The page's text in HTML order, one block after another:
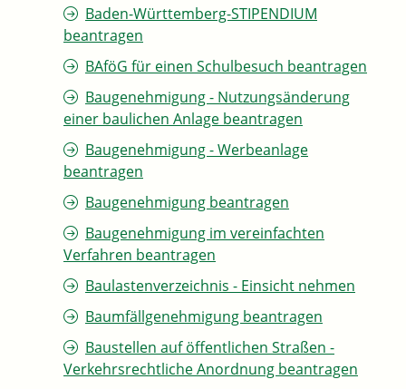
Baden-Württemberg-STIPENDIUM
beantragen
BAföG für einen Schulbesuch beantragen
Baugenehmigung - Nutzungsänderung
einer baulichen Anlage beantragen
Baugenehmigung - Werbeanlage
beantragen
Baugenehmigung beantragen
Baugenehmigung im vereinfachten
Verfahren beantragen
Baulastenverzeichnis - Einsicht nehmen
Baumfällgenehmigung beantragen
Baustellen auf öffentlichen Straßen -
Verkehrsrechtliche Anordnung beantragen